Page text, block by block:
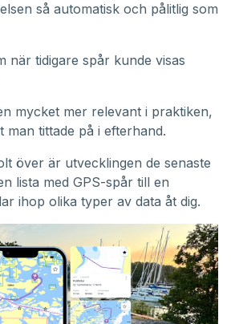
så automatisk och pålitlig som
när tidigare spår kunde visas
mycket mer relevant i praktiken,
man tittade på i efterhand.
över är utvecklingen de senaste
lista med GPS-spår till en
ihop olika typer av data åt dig.